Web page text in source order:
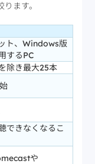
ます。
ト、Windows版
するPC
除き最大25本
できなくなるこ
や